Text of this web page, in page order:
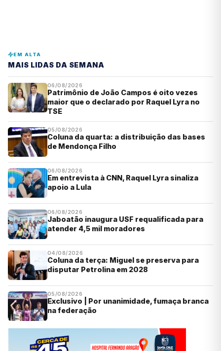
EM ALTA
MAIS LIDAS DA SEMANA
06/08/2026
Patrimônio de João Campos é oito vezes
maior que o declarado por Raquel Lyra no
TSE
05/08/2026
Coluna da quarta: a distribuição das bases
de Mendonça Filho
06/08/2026
Em entrevista à CNN, Raquel Lyra sinaliza
apoio a Lula
06/08/2026
Jaboatão inaugura USF requalificada para
atender 4,5 mil moradores
04/08/2026
Coluna da terça: Miguel se preserva para
disputar Petrolina em 2028
05/08/2026
Exclusivo | Por unanimidade, fumaça branca
na federação